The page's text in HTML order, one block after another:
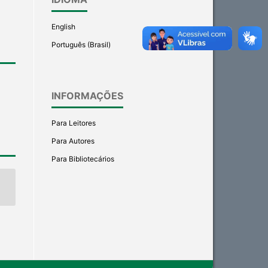
English
Português (Brasil)
INFORMAÇÕES
Para Leitores
Para Autores
Para Bibliotecários